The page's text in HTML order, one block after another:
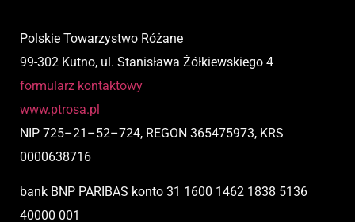
Polskie Towarzystwo Różane
99-302 Kutno, ul. Stanisława Żółkiewskiego 4
formularz kontaktowy
www.ptrosa.pl
NIP 725–21 –52–724, REGON 365475973, KRS
0000638716
bank BNP PARIBAS konto 31 1600 1462 1838 5136
40000 001